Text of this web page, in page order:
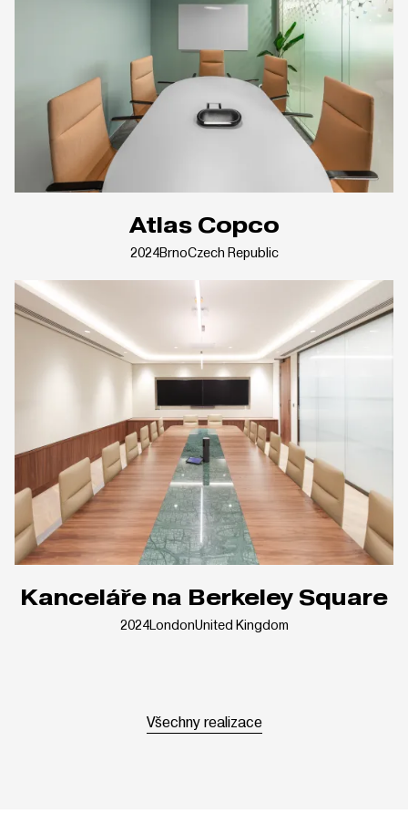
Atlas Copco
2024BrnoCzech Republic
Kanceláře na Berkeley Square
2024LondonUnited Kingdom
Všechny realizace